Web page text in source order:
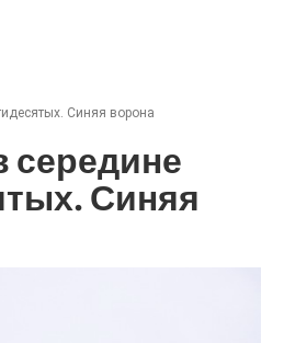
Синяя ворона
Синяя